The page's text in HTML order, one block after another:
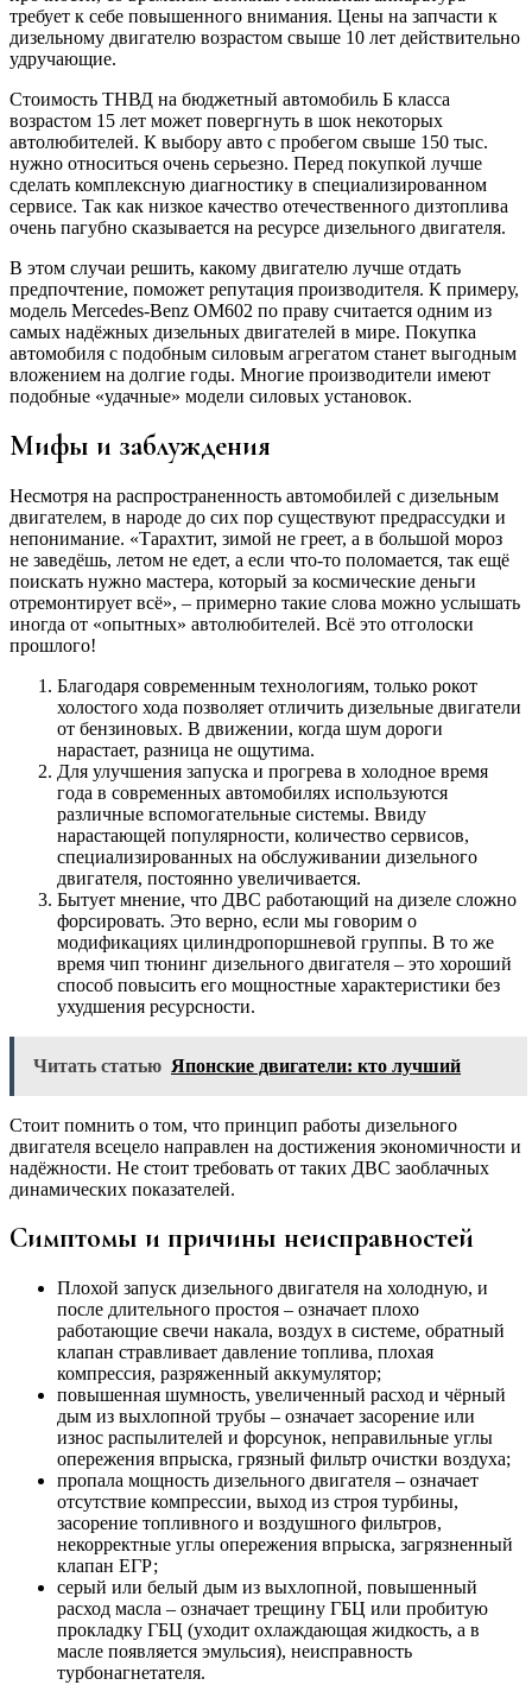
требует к себе повышенного внимания. Цены на запчасти к
дизельному двигателю возрастом свыше 10 лет действительно
удручающие.
Стоимость ТНВД на бюджетный автомобиль Б класса
возрастом 15 лет может повергнуть в шок некоторых
автолюбителей. К выбору авто с пробегом свыше 150 тыс.
нужно относиться очень серьезно. Перед покупкой лучше
сделать комплексную диагностику в специализированном
сервисе. Так как низкое качество отечественного дизтоплива
очень пагубно сказывается на ресурсе дизельного двигателя.
В этом случаи решить, какому двигателю лучше отдать
предпочтение, поможет репутация производителя. К примеру,
модель Mercedes-Benz OM602 по праву считается одним из
самых надёжных дизельных двигателей в мире. Покупка
автомобиля с подобным силовым агрегатом станет выгодным
вложением на долгие годы. Многие производители имеют
подобные «удачные» модели силовых установок.
Мифы и заблуждения
Несмотря на распространенность автомобилей с дизельным
двигателем, в народе до сих пор существуют предрассудки и
непонимание. «Тарахтит, зимой не греет, а в большой мороз
не заведёшь, летом не едет, а если что-то поломается, так ещё
поискать нужно мастера, который за космические деньги
отремонтирует всё», – примерно такие слова можно услышать
иногда от «опытных» автолюбителей. Всё это отголоски
прошлого!
Благодаря современным технологиям, только рокот
холостого хода позволяет отличить дизельные двигатели
от бензиновых. В движении, когда шум дороги
нарастает, разница не ощутима.
Для улучшения запуска и прогрева в холодное время
года в современных автомобилях используются
различные вспомогательные системы. Ввиду
нарастающей популярности, количество сервисов,
специализированных на обслуживании дизельного
двигателя, постоянно увеличивается.
Бытует мнение, что ДВС работающий на дизеле сложно
форсировать. Это верно, если мы говорим о
модификациях цилиндропоршневой группы. В то же
время чип тюнинг дизельного двигателя – это хороший
способ повысить его мощностные характеристики без
ухудшения ресурсности.
Читать статью Японские двигатели: кто лучший
Стоит помнить о том, что принцип работы дизельного
двигателя всецело направлен на достижения экономичности и
надёжности. Не стоит требовать от таких ДВС заоблачных
динамических показателей.
Симптомы и причины неисправностей
Плохой запуск дизельного двигателя на холодную, и
после длительного простоя – означает плохо
работающие свечи накала, воздух в системе, обратный
клапан стравливает давление топлива, плохая
компрессия, разряженный аккумулятор;
повышенная шумность, увеличенный расход и чёрный
дым из выхлопной трубы – означает засорение или
износ распылителей и форсунок, неправильные углы
опережения впрыска, грязный фильтр очистки воздуха;
пропала мощность дизельного двигателя – означает
отсутствие компрессии, выход из строя турбины,
засорение топливного и воздушного фильтров,
некорректные углы опережения впрыска, загрязненный
клапан ЕГР;
серый или белый дым из выхлопной, повышенный
расход масла – означает трещину ГБЦ или пробитую
прокладку ГБЦ (уходит охлаждающая жидкость, а в
масле появляется эмульсия), неисправность
турбонагнетателя.